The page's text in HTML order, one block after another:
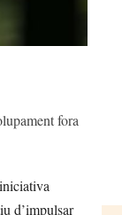
fora
d’impulsar